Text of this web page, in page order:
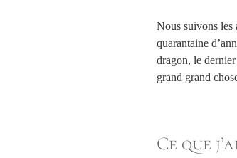
Nous suivons les
quarantaine
dragon, le
grand grand
Ce que